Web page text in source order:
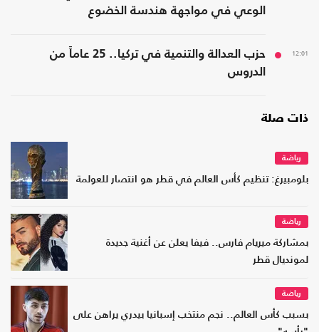
الوعي في مواجهة هندسة الخضوع
12:01
حزب العدالة والتنمية في تركيا.. 25 عاماً من
الدروس
ذات صلة
رياضة
بلومبيرغ: تنظيم كأس العالم في قطر هو انتصار للعولمة
رياضة
بمشاركة ميريام فارس.. فيفا يعلن عن أغنية جديدة
لمونديال قطر
رياضة
بسبب كأس العالم.. نجم منتخب إسبانيا بيدري يراهن على